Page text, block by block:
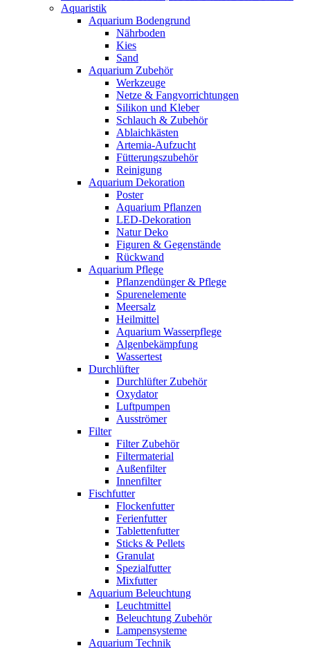
Aquaristik
Aquarium Bodengrund
Nährboden
Kies
Sand
Aquarium Zubehör
Werkzeuge
Netze & Fangvorrichtungen
Silikon und Kleber
Schlauch & Zubehör
Ablaichkästen
Artemia-Aufzucht
Fütterungszubehör
Reinigung
Aquarium Dekoration
Poster
Aquarium Pflanzen
LED-Dekoration
Natur Deko
Figuren & Gegenstände
Rückwand
Aquarium Pflege
Pflanzendünger & Pflege
Spurenelemente
Meersalz
Heilmittel
Aquarium Wasserpflege
Algenbekämpfung
Wassertest
Durchlüfter
Durchlüfter Zubehör
Oxydator
Luftpumpen
Ausströmer
Filter
Filter Zubehör
Filtermaterial
Außenfilter
Innenfilter
Fischfutter
Flockenfutter
Ferienfutter
Tablettenfutter
Sticks & Pellets
Granulat
Spezialfutter
Mixfutter
Aquarium Beleuchtung
Leuchtmittel
Beleuchtung Zubehör
Lampensysteme
Aquarium Technik